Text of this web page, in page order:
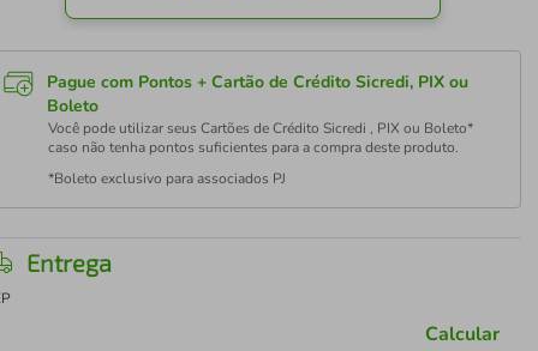
Pague com Pontos + Cartão de Crédito Sicredi, PIX ou
Boleto
Você pode utilizar seus Cartões de Crédito Sicredi , PIX ou Boleto*
caso não tenha pontos suficientes para a compra deste produto.
*Boleto exclusivo para associados PJ
Entrega
Calcular